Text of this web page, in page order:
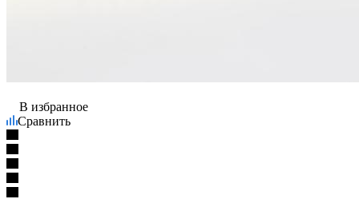
В избранное
Сравнить